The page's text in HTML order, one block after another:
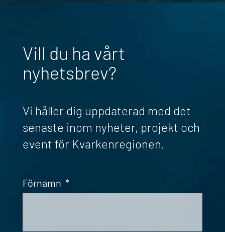
Vill du ha vårt
nyhetsbrev?
Vi håller dig uppdaterad med det
senaste inom nyheter, projekt och
event för Kvarkenregionen.
Förnamn *